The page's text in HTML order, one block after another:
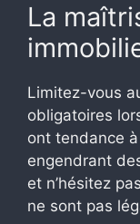
La
Limitez-vous
obligatoires
ont tendance
engendrant
et n’hésitez
ne sont pas